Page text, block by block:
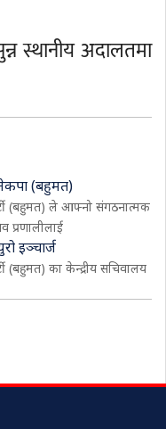
स्थानीय अदालतमा
नेकपा (बहुमत)
(बहुमत) ले आफ्नो संगठनात्मक
प्रणालीलाई
इञ्चार्ज
(बहुमत) का केन्द्रीय सचिवालय